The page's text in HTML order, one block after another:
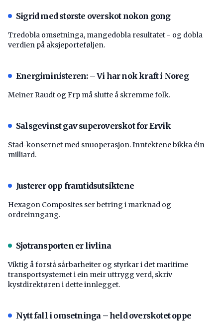
Sigrid med største overskot nokon gong
Tredobla omsetninga, mangedobla resultatet - og dobla
verdien på aksjeporteføljen.
Energiministeren: – Vi har nok kraft i Noreg
Meiner Raudt og Frp må slutte å skremme folk.
Salsgevinst gav superoverskot for Ervik
Stad-konsernet med snuoperasjon. Inntektene bikka éin
milliard.
Justerer opp framtidsutsiktene
Hexagon Composites ser betring i marknad og
ordreinngang.
Sjøtransporten er livlina
Viktig å forstå ­sårbarheiter og styrkar i det maritime
transport­systemet i ein meir uttrygg verd, skriv
kystdirektøren i dette innlegget.
Nytt fall i omsetninga – held overskotet oppe